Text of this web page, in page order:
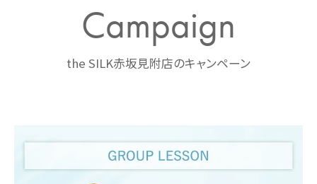
Campaign
the SILK赤坂見附店のキャンペーン